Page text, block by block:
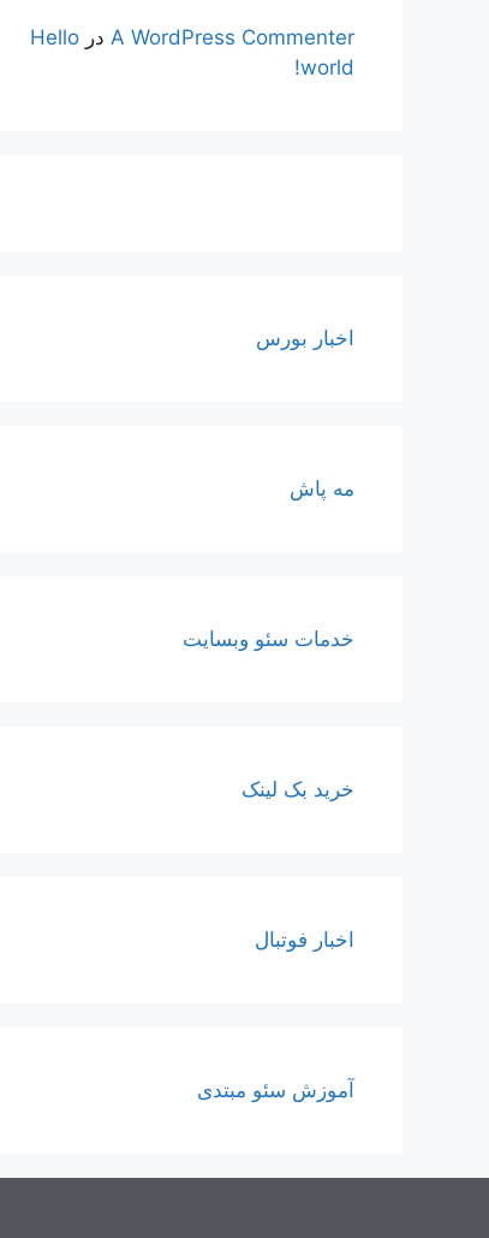
A WordPress Commenter در Hello
world!
اخبار بورس
مه پاش
خدمات سئو وبسایت
خرید بک لینک
اخبار فوتبال
آموزش سئو مبتدی